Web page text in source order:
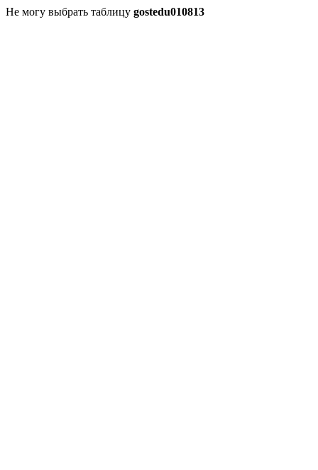
Не могу выбрать таблицу gostedu010813